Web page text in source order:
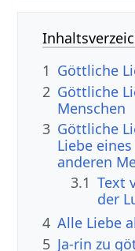
1 Göttliche
2 Göttliche
Menschen
3 Göttliche
Liebe
anderen
3.1 Text
der
4 Alle Liebe
5 Ja-rin zu